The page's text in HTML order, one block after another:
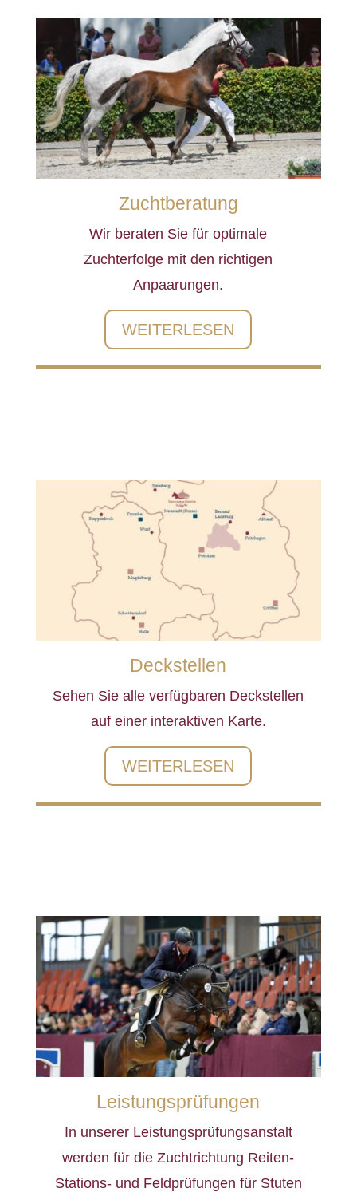
Zuchtberatung
Wir beraten Sie für optimale
Zuchterfolge mit den richtigen
Anpaarungen.
WEITERLESEN
Deckstellen
Sehen Sie alle verfügbaren Deckstellen
auf einer interaktiven Karte.
WEITERLESEN
Leistungsprüfungen
In unserer Leistungsprüfungsanstalt
werden für die Zuchtrichtung Reiten-
Stations- und Feldprüfungen für Stuten